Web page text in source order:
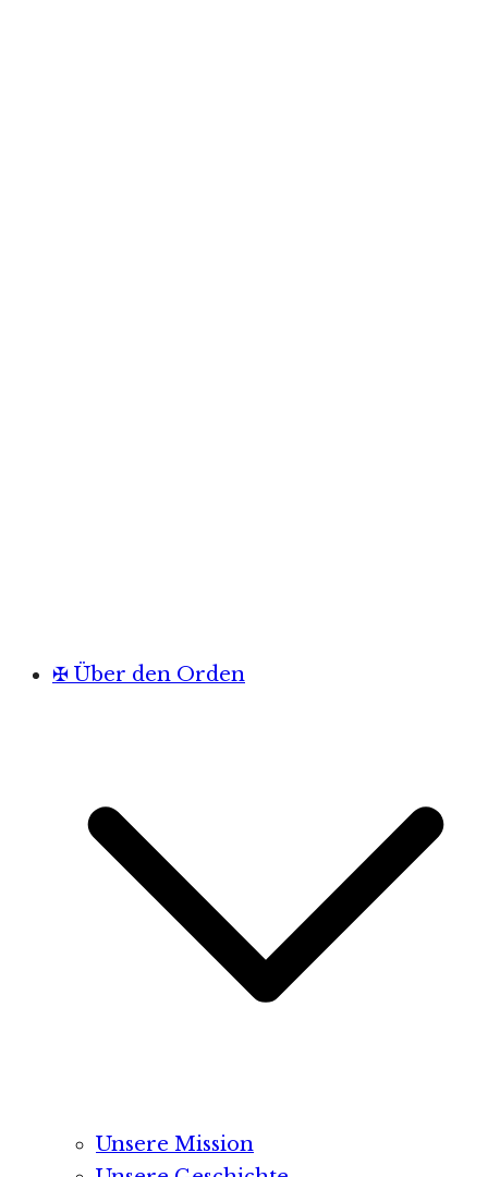
✠ Über den Orden
Unsere Mission